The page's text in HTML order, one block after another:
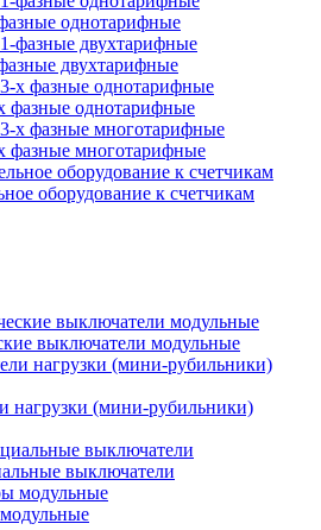
однотарифные
двухтарифные
фазные однотарифные
фазные многотарифные
оборудование к счетчикам
выключатели модульные
нагрузки (мини-рубильники)
выключатели